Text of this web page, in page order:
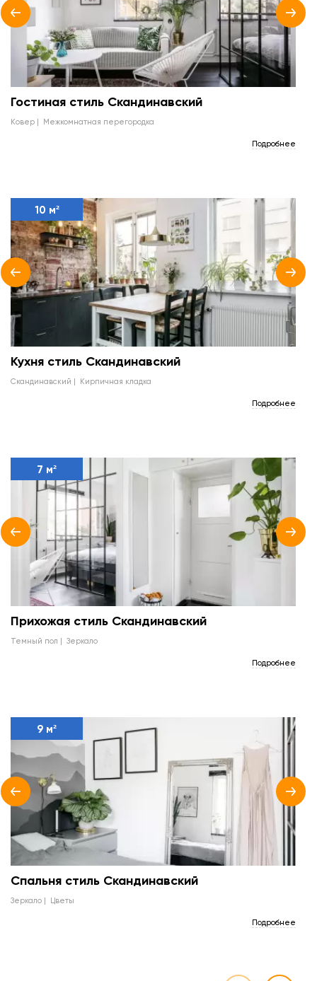
Гостиная стиль Скандинавский
ковер межкомнатная перегородка
Подробнее
10 м²
Кухня стиль Скандинавский
скандинавский кирпичная кладка
Подробнее
7 м²
Прихожая стиль Скандинавский
темный пол зеркало
Подробнее
9 м²
Спальня стиль Скандинавский
зеркало цветы
Подробнее